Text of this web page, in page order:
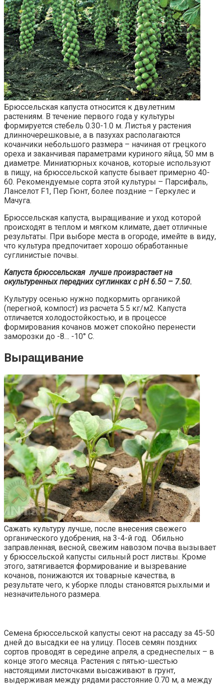
Брюссельская капуста относится к двулетним
растениям. В течение первого года у культуры
формируется стебель 0.30-1.0 м. Листья у растения
длинночерешковые, а в пазухах располагаются
кочанчики небольшого размера – начиная от грецкого
ореха и заканчивая параметрами куриного яйца, 50 мм в
диаметре. Миниатюрных кочанов, которые используют
в пищу, на брюссельской капусте бывает примерно 40-
60. Рекомендуемые сорта этой культуры – Парсифаль,
Ланселот F1, Пер Гюнт, более поздние – Геркулес и
Мачуга.
Брюссельская капуста, выращивание и уход которой
происходят в теплом и мягком климате, дает отличные
результаты. При выборе места в огороде, имейте в виду,
что культура предпочитает хорошо обработанные
суглинистые почвы.
Капуста брюссельская лучше произрастает на
окультуренных передних суглинках сpH6.50 – 7.50.
Культуру осенью нужно подкормить органикой
(перегной, компост) из расчета 5.5 кг/м2. Капуста
отличается холодостойкостью, и в процессе
формирования кочанов может спокойно перенести
заморозки до -8… -10° С.
Выращивание
Сажать культуру лучше, после внесения свежего
органического удобрения, на 3-4-й год. Обильно
заправленная, весной, свежим навозом почва вызывает
у брюссельской капусты сильный рост листвы. Кроме
этого, затягивается формирование и вызревание
кочанов, понижаются их товарные качества, в
результате чего, к уборке плоды становятся рыхлыми и
незначительного размера.
Семена брюссельской капусты сеют на рассаду за 45-50
дней до высадки ее на улицу. Посев семян поздних
сортов проводят в середине апреля, а среднеспелых – в
конце этого месяца. Растения с пятью-шестью
настоящими листочками высаживают в грунт,
выдерживая между рядами расстояние 0.70 м, а между